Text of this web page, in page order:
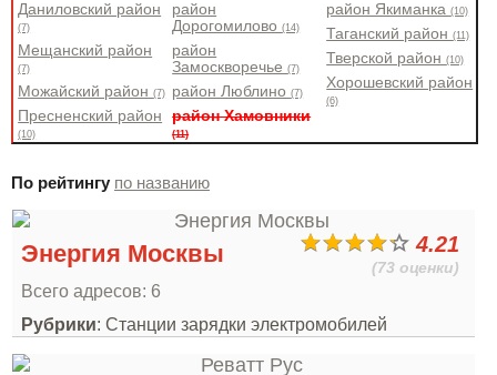
Даниловский район
(7)
Мещанский район
(7)
Можайский район(7)
Пресненский район
(10)
район
Дорогомилово(14)
район
Замоскворечье(7)
район Люблино(7)
район Хамовники
(11)
район Якиманка(10)
Таганский район(11)
Тверской район(10)
Хорошевский район
(6)
По рейтингу по названию
4.21
(73 оценки)
Энергия Москвы
Всего адресов: 6
Рубрики: Станции зарядки электромобилей